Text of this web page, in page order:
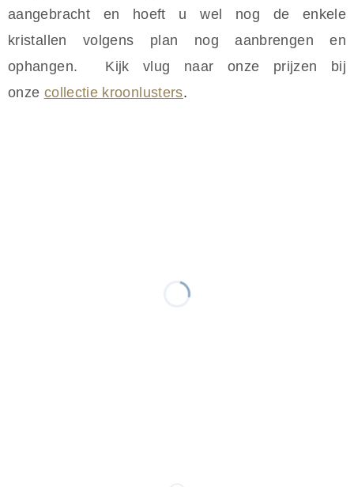
aangebracht en hoeft u wel nog de enkele
kristallen volgens plan nog aanbrengen en
ophangen. Kijk vlug naar onze prijzen bij
onze collectie kroonlusters.